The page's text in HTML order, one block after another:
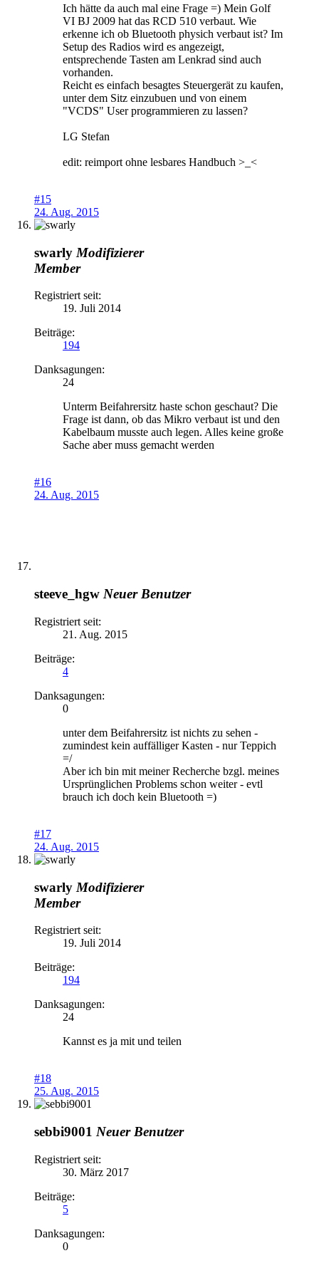
Ich hätte da auch mal eine Frage =) Mein Golf
VI BJ 2009 hat das RCD 510 verbaut. Wie
erkenne ich ob Bluetooth physich verbaut ist? Im
Setup des Radios wird es angezeigt,
entsprechende Tasten am Lenkrad sind auch
vorhanden.
Reicht es einfach besagtes Steuergerät zu kaufen,
unter dem Sitz einzubuen und von einem
"VCDS" User programmieren zu lassen?
LG Stefan
edit: reimport ohne lesbares Handbuch >_<
#15
24. Aug. 2015
swarly Modifizierer
Member
Registriert seit:
19. Juli 2014
Beiträge:
194
Danksagungen:
24
Unterm Beifahrersitz haste schon geschaut? Die
Frage ist dann, ob das Mikro verbaut ist und den
Kabelbaum musste auch legen. Alles keine große
Sache aber muss gemacht werden
#16
24. Aug. 2015
steeve_hgw Neuer Benutzer
Registriert seit:
21. Aug. 2015
Beiträge:
4
Danksagungen:
0
unter dem Beifahrersitz ist nichts zu sehen -
zumindest kein auffälliger Kasten - nur Teppich
=/
Aber ich bin mit meiner Recherche bzgl. meines
Ursprünglichen Problems schon weiter - evtl
brauch ich doch kein Bluetooth =)
#17
24. Aug. 2015
swarly Modifizierer
Member
Registriert seit:
19. Juli 2014
Beiträge:
194
Danksagungen:
24
Kannst es ja mit und teilen
#18
25. Aug. 2015
sebbi9001 Neuer Benutzer
Registriert seit:
30. März 2017
Beiträge:
5
Danksagungen:
0